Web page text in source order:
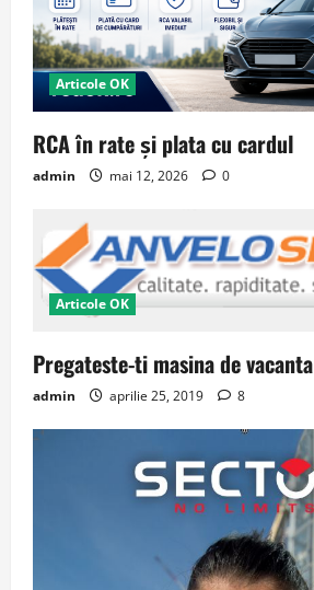
Articole OK
RCA în rate și plata cu cardul
admin mai 12, 2026 0
Articole OK
Pregateste-ti masina de vacanta
admin aprilie 25, 2019 8